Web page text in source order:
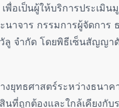
อเป็นผู้ให้บริการประเมิน
าจาร กรรมการผู้จัดการ
จำกัด โดยพิธีเซ็นสัญญา
ยุทธศาสตร์ระหว่างธนาค
ที่ถูกต้องและใกล้เคียงกับ